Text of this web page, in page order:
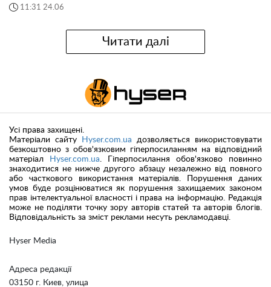
11:31 24.06
Читати далі
Hyser Media
Адреса редакції
03150 г. Киев, улица
Усі права захищені.
Матеріали сайту
Hyser.com.ua дозволяється використовувати
безкоштовно з обов'язковим гіперпосиланням на відповідний
матеріал
Hyser.com.ua. Гіперпосилання обов'язково повинно
знаходитися не нижче другого абзацу незалежно від повного
або часткового використання матеріалів. Порушення даних
умов буде розцінюватися як порушення захищаемих законом
прав інтелектуальної власності і права на інформацію. Редакція
може не поділяти точку зору авторів статей та авторів блогів.
Відповідальність за зміст реклами несуть рекламодавці.